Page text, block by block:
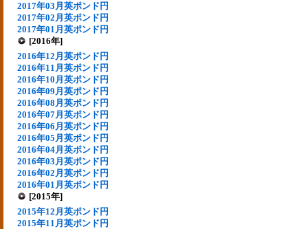
2017年03月英ポンド円
2017年02月英ポンド円
2017年01月英ポンド円
[2016年]
2016年12月英ポンド円
2016年11月英ポンド円
2016年10月英ポンド円
2016年09月英ポンド円
2016年08月英ポンド円
2016年07月英ポンド円
2016年06月英ポンド円
2016年05月英ポンド円
2016年04月英ポンド円
2016年03月英ポンド円
2016年02月英ポンド円
2016年01月英ポンド円
[2015年]
2015年12月英ポンド円
2015年11月英ポンド円